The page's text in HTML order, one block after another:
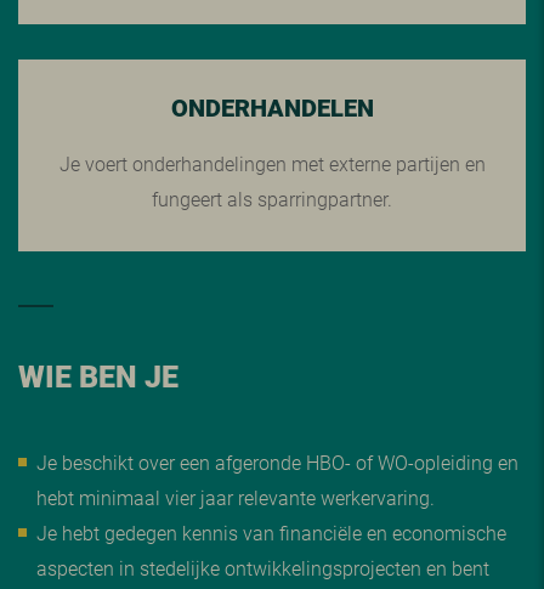
ONDERHANDELEN
Je voert onderhandelingen met externe partijen en
fungeert als sparringpartner.
WIE BEN JE
Je beschikt over een afgeronde HBO- of WO-opleiding en
hebt minimaal vier jaar relevante werkervaring.
Je hebt gedegen kennis van financiële en economische
aspecten in stedelijke ontwikkelingsprojecten en bent